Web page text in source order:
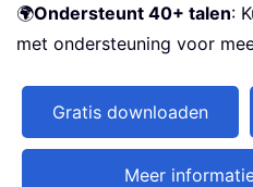
🌍Ondersteunt 40+ talen:
met ondersteuning voor
Gratis downloaden
Meer